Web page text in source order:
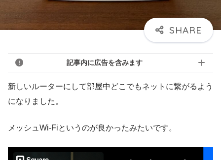
記事内に広告を含みます
新しいルーターにして部屋中どこでもネットに繋がるよう
になりました。
メッシュWi-Fiというのが良かったみたいです。